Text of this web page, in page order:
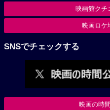
映画館クチ
映画ロケ
SNSでチェックする
映画の時